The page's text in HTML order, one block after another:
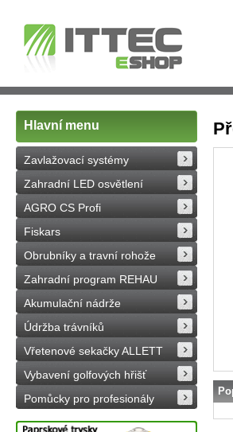
Hlavní menu
Zavlažovací systémy
Zahradní LED osvětlení
AGRO CS Profi
Fiskars
Obrubníky a travní rohože
Zahradní program REHAU
Akumulační nádrže
Údržba trávníků
Vřetenové sekačky ALLETT
Vybavení golfových hřišť
Pomůcky pro profesionály